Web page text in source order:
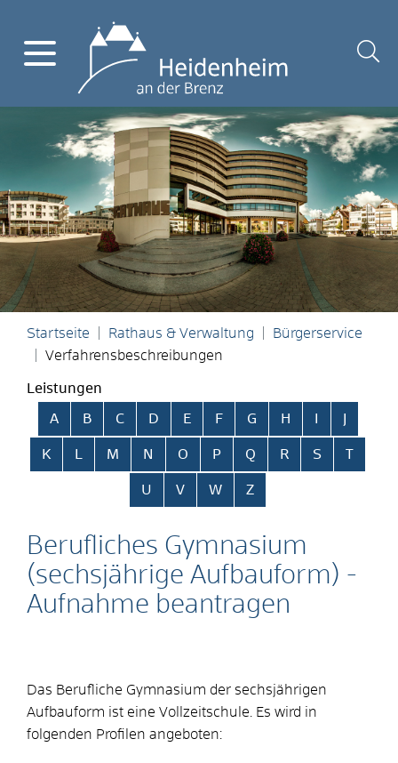
Startseite Rathaus & Verwaltung
Bürgerservice
Verfahrensbeschreibungen
Leistungen
Alphabetisches Register überspringen
A B C D E F G H
K L M N O P Q R S T
U V W Z
Berufliches Gymnasium
(sechsjährige Aufbauform) -
Aufnahme beantragen
Das Berufliche Gymnasium der sechsjährigen
Aufbauform ist eine Vollzeitschule. Es wird in
folgenden Profilen angeboten: